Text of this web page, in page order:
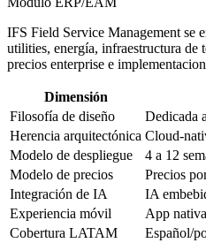
IFS Field Service Management se
utilities, energía, infraestructura de
precios enterprise e
Dimensión
Filosofía de diseño
Dedicada
Herencia arquitectónica Cloud-
Modelo de despliegue
4 a 12
Modelo de precios
Precios
Integración de IA
IA
Experiencia móvil
App
Cobertura LATAM
Español/